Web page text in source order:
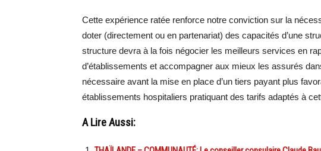
Cette expérience ratée renforce notre conviction sur la
doter (directement ou en partenariat) des capacités d’une
structure devra à la fois négocier les meilleurs services en
d’établissements et accompagner aux mieux les assurés
nécessaire avant la mise en place d’un tiers payant plus
établissements hospitaliers pratiquant des tarifs adaptés à
A Lire Aussi: